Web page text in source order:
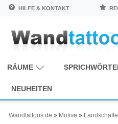
HILFE & KONTAKT
RÄUME
NEUHEITEN
Wandtattoos.de » Motive »